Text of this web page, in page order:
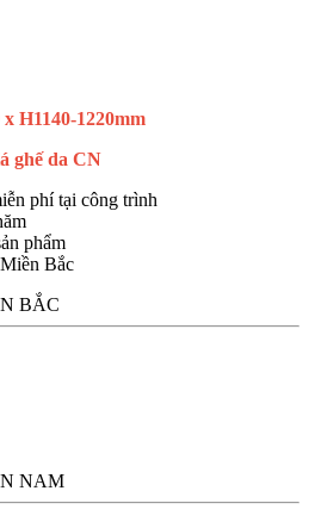
H1140-1220mm
ghế da CN
phí tại công trình
phẩm
Bắc
BẮC
NAM